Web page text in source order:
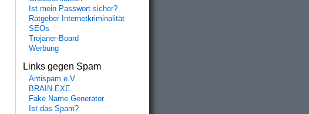
Ist mein Passwort sicher?
Ratgeber Internetkriminalität
SEOs
Trojaner-Board
Werbung
Links gegen Spam
Antispam e.V.
BRAIN.EXE
Fake Name Generator
Ist das Spam?